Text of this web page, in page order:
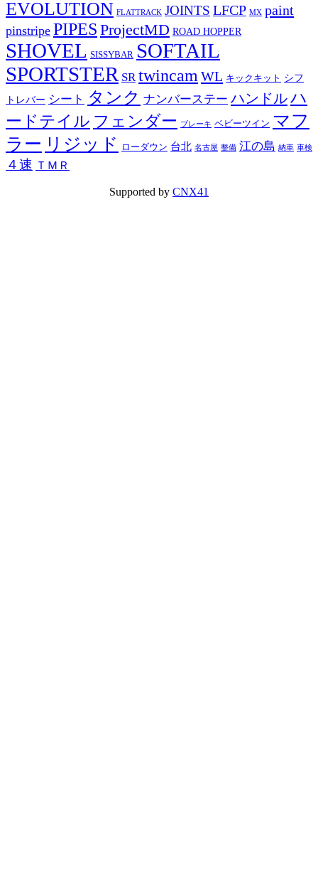
EVOLUTION FLATTRACK JOINTS LFCP MX paint
pinstripe PIPES ProjectMD ROAD HOPPER
SHOVEL SISSYBAR SOFTAIL
SPORTSTER SR twincam WL キックキット シフ
トレバー シート タンク ナンバーステー ハンドルハ
ードテイル フェンダー ブレーキ ベビーツイン マフ
ラー リジッド ローダウン 台北 名古屋 整備 江の島 納車 車検
４速 ＴＭＲ
Supported by CNX41